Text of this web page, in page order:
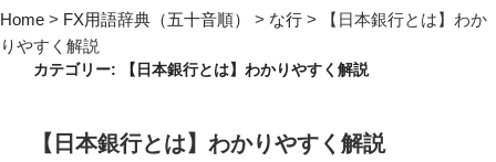
プ
Home > FX用語辞典（五十音順） > な行 >
【日本銀行とは】わか
りやすく解説
カテゴリー: 【日本銀行とは】わかりやすく解説
投
稿【日本銀行とは】わかりやすく解説